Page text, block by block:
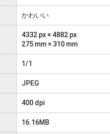
かわいい
4332 px × 4882 px
275 mm × 310 mm
1/1
JPEG
400 dpi
16.16MB